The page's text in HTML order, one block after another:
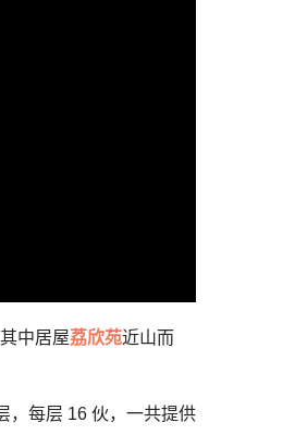
中居屋荔欣苑近山而
，每层 16 伙，一共提供